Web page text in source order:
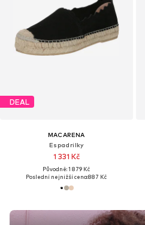
DEAL
MACARENA
Espadrilky
1 331 Kč
Původně: 1 879 Kč
Poslední nejnižší cena:887 Kč